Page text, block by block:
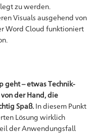
zu werden.
Visuals ausgehend von
Word Cloud funktioniert
geht – etwas Technik-
der Hand, die
Spaß. In diesem Punkt
Lösung wirklich
der Anwendungsfall